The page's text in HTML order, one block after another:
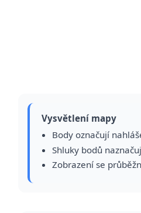
Vysvětlení mapy
Body označují
Shluky bodů
Zobrazení se